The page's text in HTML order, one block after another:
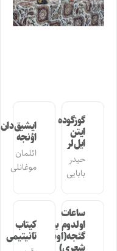
گوزگوده
ایتن
ایل‌لر
حیدر
بابایی
ایشیق‌دان
اؤنجه
ائلمان
موغانلی
ساعات
اولدوم بیر
گئجه(اوشاق
کیتاب
تانیتیمی